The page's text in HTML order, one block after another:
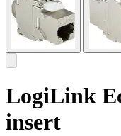
LogiLink
insert